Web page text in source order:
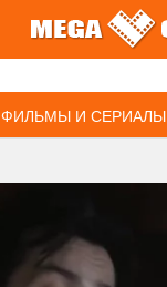
ФИЛЬМЫ И СЕРИАЛЫ